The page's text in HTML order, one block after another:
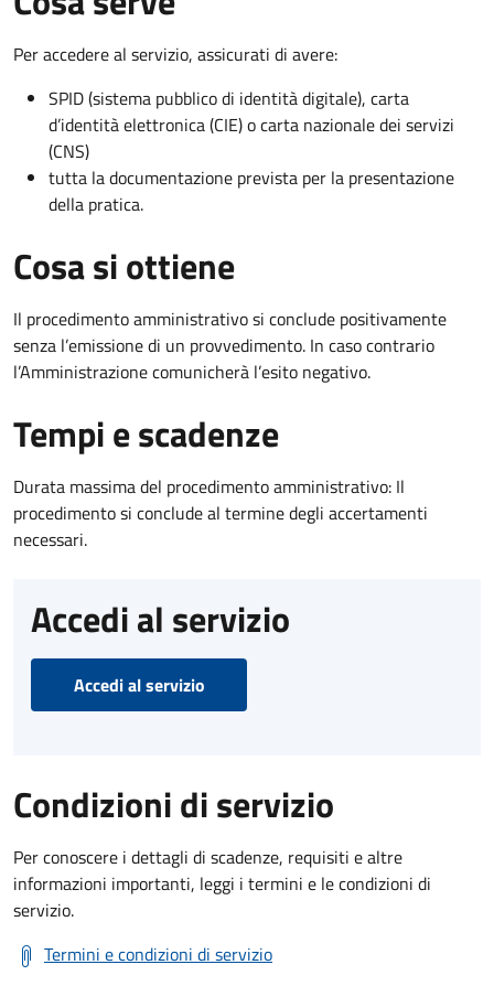
Per accedere al servizio, assicurati di avere:
SPID (sistema pubblico di identità digitale), carta
d’identità elettronica (CIE) o carta nazionale dei servizi
(CNS)
tutta la documentazione prevista per la presentazione
della pratica.
Cosa si ottiene
Il procedimento amministrativo si conclude positivamente
senza l’emissione di un provvedimento. In caso contrario
l’Amministrazione comunicherà l’esito negativo.
Tempi e scadenze
Durata massima del procedimento amministrativo: Il
procedimento si conclude al termine degli accertamenti
necessari.
Accedi al servizio
Accedi al servizio
Condizioni di servizio
Per conoscere i dettagli di scadenze, requisiti e altre
informazioni importanti, leggi i termini e le condizioni di
servizio.
Termini e condizioni di servizio